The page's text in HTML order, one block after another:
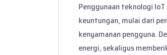
Penggunaan teknologi
keuntungan, mulai dari
kenyamanan pengguna.
energi, sekaligus